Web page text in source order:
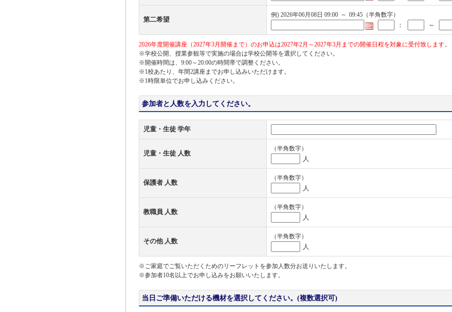
第二希望
例) 2026年06月08日 09:00 ～ 09:45（半角数字）
： ～
2026年度開催講座（2027年3月開催まで）のお申込は2027年2月～2027年3月までの開催日程を対象に受付致します。
※学校公開、授業参観等で実施の場合は学校公開等を選択してください。
※開催時間は、9:00～20:00の時間帯で調整ください。
※1校あたり、年間2講座までお申し込みいただけます。
※1時限単位でお申し込みください。
参加者と人数を入力してください。
児童・生徒 学年
児童・生徒 人数
（半角数字）
人
保護者 人数
（半角数字）
人
教職員 人数
（半角数字）
人
その他 人数
（半角数字）
人
※ご家庭でご覧いただくためのリーフレットを参加人数分お送りいたします。
※参加者10名以上でお申し込みをお願いいたします。
当日ご準備いただける機材を選択してください。(複数選択可)